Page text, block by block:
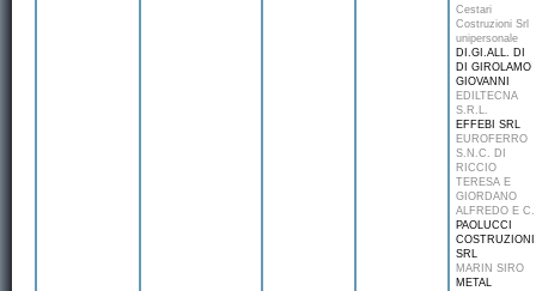
Cestari
Costruzioni Srl
unipersonale
DI.GI.ALL. DI
DI GIROLAMO
GIOVANNI
EDILTECNA
S.R.L.
EFFEBI SRL
EUROFERRO
S.N.C. DI
RICCIO
TERESA E
GIORDANO
ALFREDO E C.
PAOLUCCI
COSTRUZIONI
SRL
MARIN SIRO
METAL